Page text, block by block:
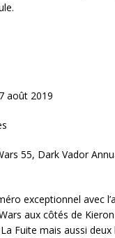
août 2019
55, Dark Vador
exceptionnel avec
aux côtés de
Fuite mais aussi deux